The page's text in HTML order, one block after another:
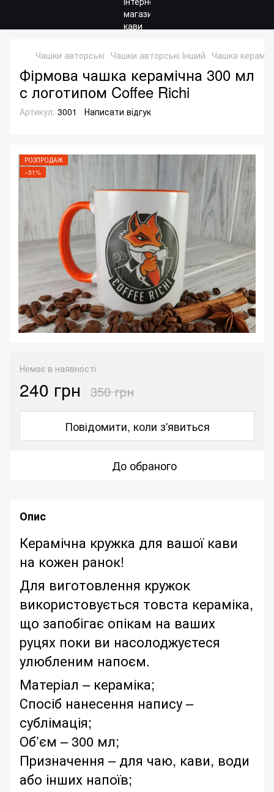
Чашки авторські Чашки авторські Інший Чашка
Фірмова чашка керамічна 300 мл
с логотипом Coffee Richi
Артикул: 3001 Написати відгук
РОЗПРОДАЖ
−31%
Немає в наявності
240 грн 350 грн
Повідомити, коли з'явиться
До обраного
Опис
Керамічна кружка для вашої кави
на кожен ранок!
Для виготовлення кружок
використовується товста кераміка,
що запобігає опікам на ваших
руцях поки ви насолоджуєтеся
улюбленим напоєм.
Матеріал – кераміка;
Спосіб нанесення напису –
сублімація;
Об’єм – 300 мл;
Призначення – для чаю, кави, води
або інших напоїв;